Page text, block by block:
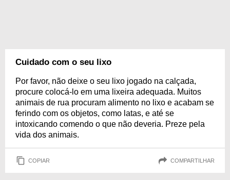
Cuidado com o seu lixo
Por favor, não deixe o seu lixo jogado na calçada,
procure colocá-lo em uma lixeira adequada. Muitos
animais de rua procuram alimento no lixo e acabam se
ferindo com os objetos, como latas, e até se
intoxicando comendo o que não deveria. Preze pela
vida dos animais.
COPIAR COMPARTILHAR